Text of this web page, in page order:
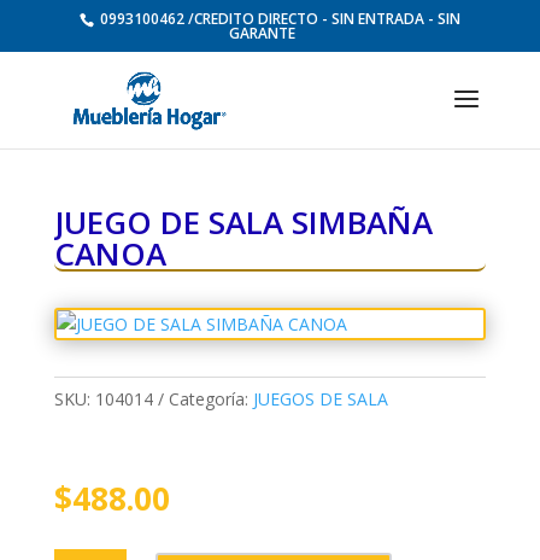
0993100462 /CREDITO DIRECTO - SIN ENTRADA - SIN
GARANTE
JUEGO DE SALA SIMBAÑA
CANOA
SKU: 104014 Categoría: JUEGOS DE SALA
$488.00